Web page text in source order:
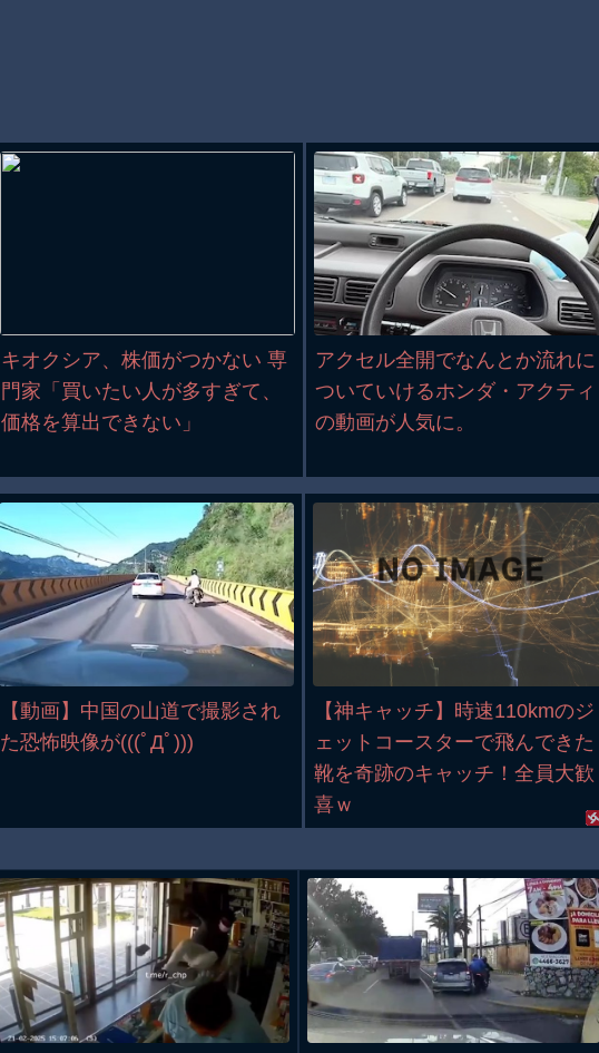
ヒロインが死ぬアニメって四月は君の嘘くらいしかないような
Powered by livedoor 相互RSS
キオクシア、株価がつかない 専
門家「買いたい人が多すぎて、
価格を算出できない」
アクセル全開でなんとか流れに
ついていけるホンダ・アクティ
の動画が人気に。
【動画】中国の山道で撮影され
た恐怖映像が(((ﾟДﾟ)))
【神キャッチ】時速110kmのジ
ェットコースターで飛んできた
靴を奇跡のキャッチ！全員大歓
喜ｗ